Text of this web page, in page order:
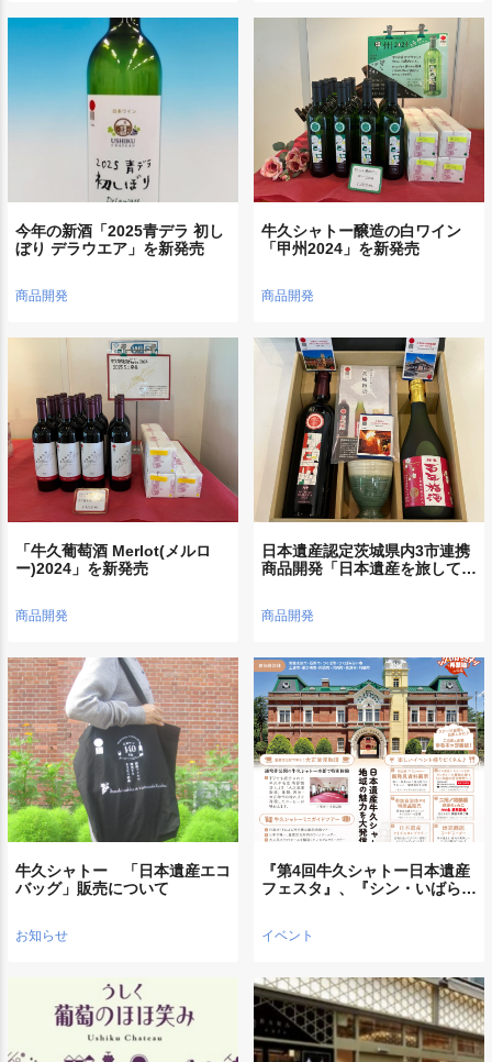
今年の新酒「2025青デラ 初し
ぼり デラウエア」を新発売
商品開発
牛久シャトー醸造の白ワイン
「甲州2024」を新発売
商品開発
「牛久葡萄酒 Merlot(メルロ
ー)2024」を新発売
商品開発
日本遺産認定茨城県内3市連携
商品開発「日本遺産を旅して…
商品開発
牛久シャトー 「日本遺産エコ
バッグ」販売について
お知らせ
『第4回牛久シャトー日本遺産
フェスタ』、『シン・いばら…
イベント